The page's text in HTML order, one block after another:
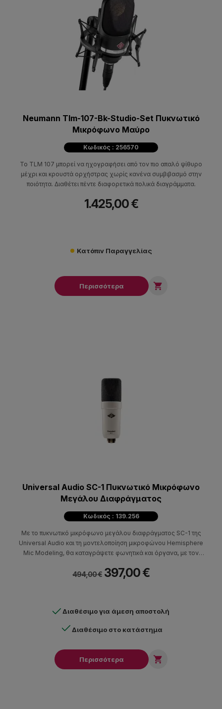
Neumann Tlm-107-Bk-Studio-Set Πυκνωτικό
Μικρόφωνο Μαύρο
Κωδικός : 256570
Το TLM 107 μπορεί να ηχογραφήσει από τον πιο απαλό ψίθυρο
μέχρι και κρουστά ορχήστρας χωρίς κανένα συμβιβασμό στην
ποιότητα. Διαθέτει πέντε διαφορετικά πολικά διαγράμματα.
1.425,00 €
Κατόπιν Παραγγελίας
Περισσότερα 
Universal Audio SC-1 Πυκνωτικό Μικρόφωνο
Μεγάλου Διαφράγματος
Κωδικός : 139.256
Με το πυκνωτικό μικρόφωνο μεγάλου διαφράγματος SC-1 της
Universal Audio και τη μοντελοποίηση μικροφώνου Hemisphere
Mic Modeling, θα καταγράψετε φωνητικά και όργανα, με τον
μικροφώνων στούντιο που έχουν κατασκευαστεί ποτέ. Ολα με
494,00 € 397,00 €
Διαθέσιμο για άμεση αποστολή
Διαθέσιμο στο κατάστημα
Περισσότερα 